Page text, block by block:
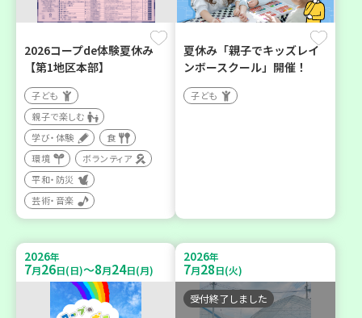
2026コープde体験夏休み
【第1地区本部】
子ども
親子で楽しむ
学び・体験
食
環境
ボランティア
平和・防災
芸術・音楽
夏休み「親子でキッズレイ
ンボースクール」開催！
子ども
2026年
7月26日(日)～8月24日(月)
2026年
7月28日(火)
受付終了しました